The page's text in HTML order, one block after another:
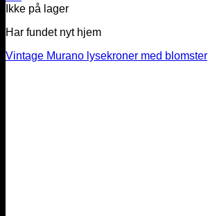
Ikke på lager
Har fundet nyt hjem
Vintage Murano lysekroner med blomster